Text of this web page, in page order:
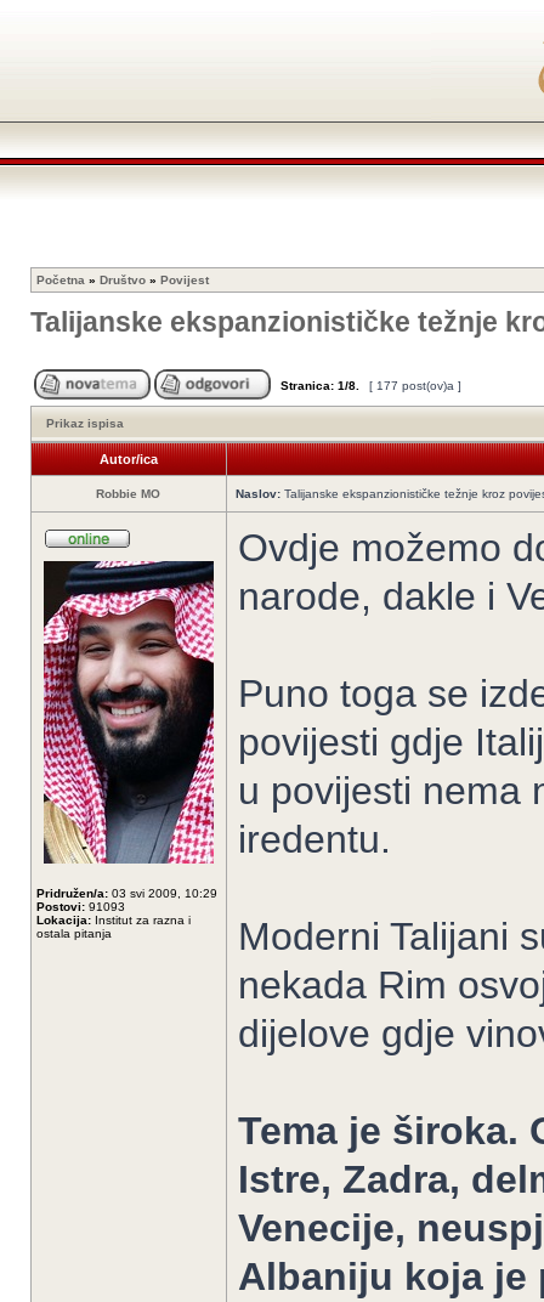
Početna » Društvo » Povijest
Talijanske ekspanzionističke težnje
Stranica: 1/8 [ 177 post(ov)a ]
Prikaz ispisa
Autor/ica
Robbie MO Naslov: Talijanske ekspanzionističke težnje kroz
Pridružen/a: 03 svi 2009, 10:29
Postovi: 91093
Lokacija: Institut za razna i
ostala pitanja
Ovdje možemo
narode, dakle i
Puno toga se
povijesti gdje
u povijesti nema
iredentu.
Moderni Talijani
nekada Rim
dijelove gdje
Tema je široka.
Istre, Zadra,
Venecije,
Albaniju koja je